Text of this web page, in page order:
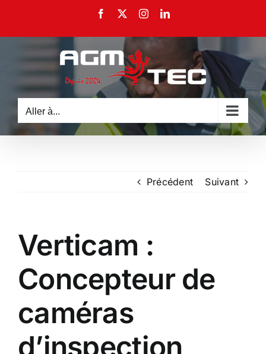
contenu
Facebook InstagramLinkedIn
Aller à...
Précédent Suivant
Verticam :
Concepteur de
caméras
d’inspection